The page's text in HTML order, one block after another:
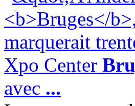
Xpo Center
avec ...